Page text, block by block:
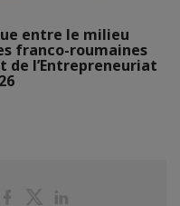
entre le milieu
franco-roumaines
de l’Entrepreneuriat
PartagerPartager